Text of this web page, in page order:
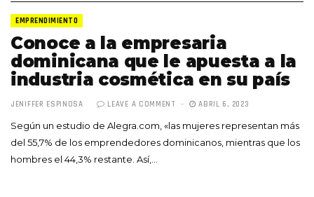
EMPRENDIMIENTO
Conoce a la empresaria
dominicana que le apuesta a la
industria cosmética en su país
JENIFFER ESPINOSA LEAVE A COMMENT ABRIL 6, 2023
Según un estudio de Alegra.com, «las mujeres representan más
del 55,7% de los emprendedores dominicanos, mientras que los
hombres el 44,3% restante. Así,…